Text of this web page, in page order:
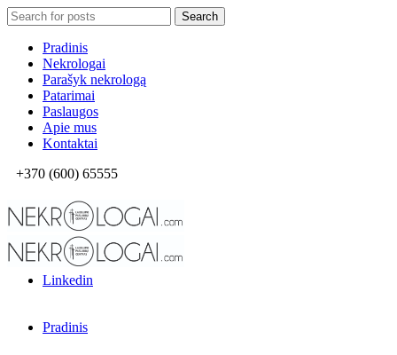
Search
for:
Search
Pradinis
Nekrologai
Parašyk nekrologą
Patarimai
Paslaugos
Apie mus
Kontaktai
+370 (600) 65555
El. parduotuvė
Facebook
Linkedin
Pradinis